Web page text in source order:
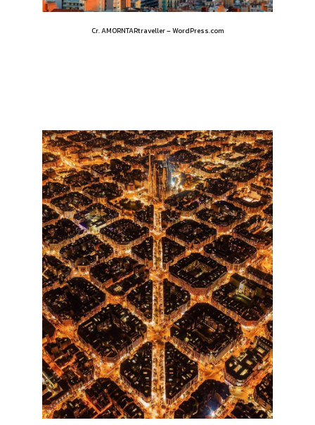
Cr. AMORNTARtraveller – WordPress.com